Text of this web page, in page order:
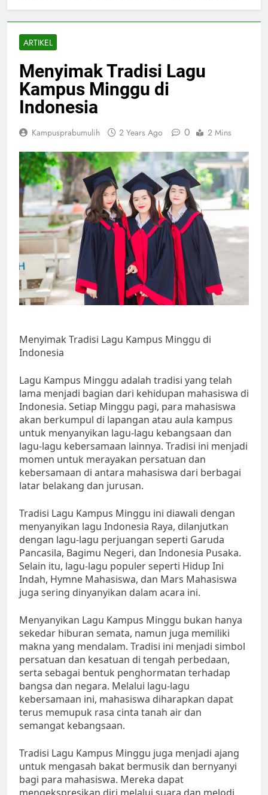
ARTIKEL
Menyimak Tradisi Lagu
Kampus Minggu di
Indonesia
Kampusprabumulih 2 Years Ago 0 2 Mins
Menyimak Tradisi Lagu Kampus Minggu di
Indonesia
Lagu Kampus Minggu adalah tradisi yang telah
lama menjadi bagian dari kehidupan mahasiswa di
Indonesia. Setiap Minggu pagi, para mahasiswa
akan berkumpul di lapangan atau aula kampus
untuk menyanyikan lagu-lagu kebangsaan dan
lagu-lagu kebersamaan lainnya. Tradisi ini menjadi
momen untuk merayakan persatuan dan
kebersamaan di antara mahasiswa dari berbagai
latar belakang dan jurusan.
Tradisi Lagu Kampus Minggu ini diawali dengan
menyanyikan lagu Indonesia Raya, dilanjutkan
dengan lagu-lagu perjuangan seperti Garuda
Pancasila, Bagimu Negeri, dan Indonesia Pusaka.
Selain itu, lagu-lagu populer seperti Hidup Ini
Indah, Hymne Mahasiswa, dan Mars Mahasiswa
juga sering dinyanyikan dalam acara ini.
Menyanyikan Lagu Kampus Minggu bukan hanya
sekedar hiburan semata, namun juga memiliki
makna yang mendalam. Tradisi ini menjadi simbol
persatuan dan kesatuan di tengah perbedaan,
serta sebagai bentuk penghormatan terhadap
bangsa dan negara. Melalui lagu-lagu
kebersamaan ini, mahasiswa diharapkan dapat
terus memupuk rasa cinta tanah air dan
semangat kebangsaan.
Tradisi Lagu Kampus Minggu juga menjadi ajang
untuk mengasah bakat bermusik dan bernyanyi
bagi para mahasiswa. Mereka dapat